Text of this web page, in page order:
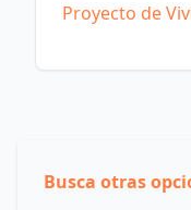
Proyecto de
Busca otras